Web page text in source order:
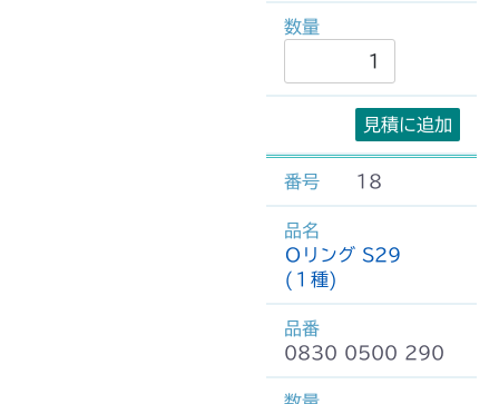
見積に追加
18
Ｏリング S29
(１種)
0830 0500 290